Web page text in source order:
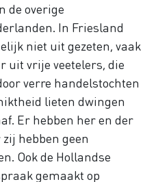
de overige
In Friesland
niet uit gezeten, vaak
uit vrije veetelers, die
verre handelstochten
lieten dwingen
Er hebben her en der
hebben geen
Ook de Hollandse
gemaakt op